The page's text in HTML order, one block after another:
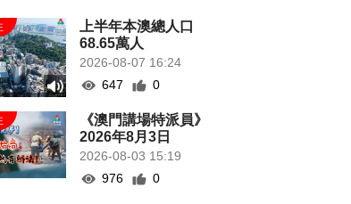
上半年本澳總人口
68.65萬人
2026-08-07 16:24
647
0
《澳門講場特派員》
2026年8月3日
2026-08-03 15:19
976
0